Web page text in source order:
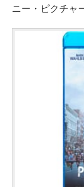
ニー・ピクチャ